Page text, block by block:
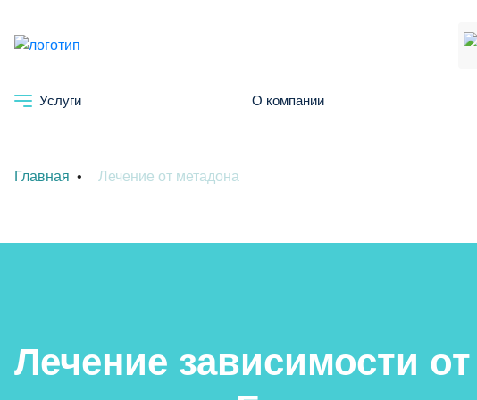
Услуги О компании
Главная Лечение от метадона
Лечение зависимости от